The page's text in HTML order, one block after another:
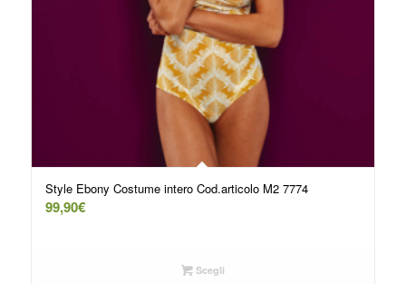
Style Ebony Costume intero Cod.articolo M2 7774
99,90€
Scegli